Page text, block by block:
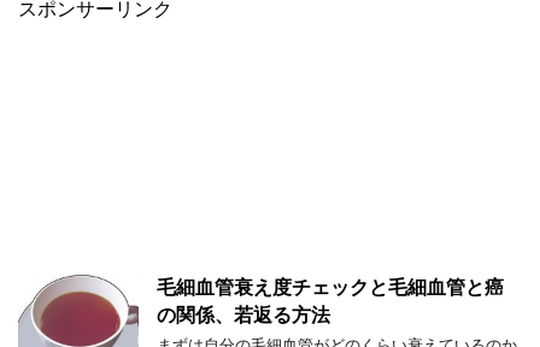
スポンサーリンク
毛細血管衰え度チェックと毛細血管と癌
の関係、若返る方法